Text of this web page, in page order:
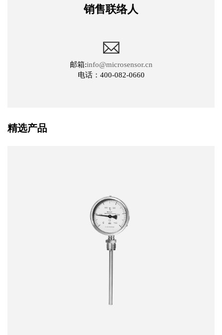
销售联络人
邮箱:info@microsensor.cn
电话：400-082-0660
精选产品